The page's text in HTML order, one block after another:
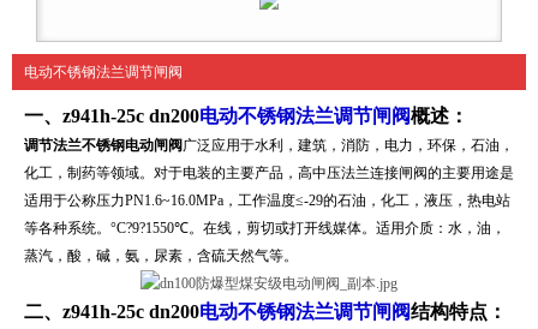
电动不锈钢法兰调节闸阀
一、z941h-25c dn200电动不锈钢法兰调节闸阀概述：
调节法兰不锈钢电动闸阀广泛应用于水利，建筑，消防，电力，环保，石油，
化工，制药等领域。对于电装的主要产品，高中压法兰连接闸阀的主要用途是
适用于公称压力PN1.6~16.0MPa，工作温度≤-29的石油，化工，液压，热电站
等各种系统。°C?9?1550℃。在线，剪切或打开线媒体。适用介质：水，油，
蒸汽，酸，碱，氨，尿素，含硫天然气等。
二、z941h-25c dn200电动不锈钢法兰调节闸阀结构特点：